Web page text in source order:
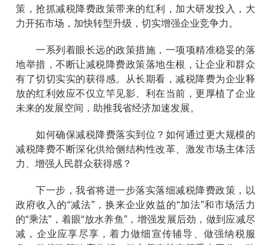
策，抢抓减税降费政策带来的红利，加大研发投入，大
力开拓市场，加快转型升级，切实增强企业竞争力。
一系列着眼长远的政策措施，一项项精准稳妥的落
地举措，不断让减税降费政策落地生根，让企业和群众
有了切切实实的获得感。从长期看，减税降费为企业释
放的红利效应不仅立竿见影、利在当前，更厚植了企业
未来的发展空间，助推我省经济加速发展。
如何确保减税降费落实到位？如何通过更大规模的
减税降费不断深化供给侧结构性改革、激发市场主体活
力、增强人民群众获得感？
下一步，我省将进一步落实落细减税降费政策，以
政府收入的“减法”，换来企业效益的“加法”和市场活力
的“乘法”，着眼“放水养鱼”，增强发展后劲，做到应减尽
减，企业应享尽享，着力做细宣传辅导、做强纳税服